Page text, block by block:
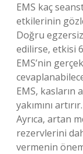
EMS kaç
etkilerinin
Doğru
edilirse, etkisi
EMS’nin
EMS, kasların
yakımını
Ayrıca, artan
rezervlerini
vermenin